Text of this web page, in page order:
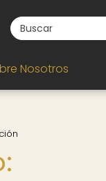
Nosotros